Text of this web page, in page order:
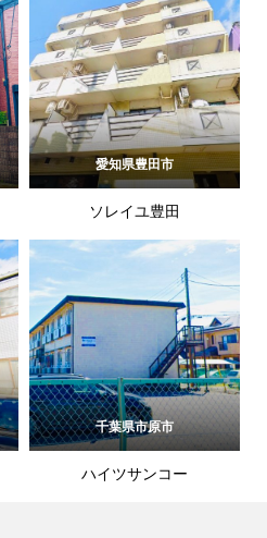
愛知県豊田市
ソレイユ豊田
千葉県市原市
ハイツサンコー